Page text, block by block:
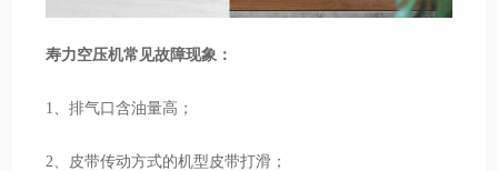
寿力空压机常见故障现象：
1、排气口含油量高；
2、皮带传动方式的机型皮带打滑；